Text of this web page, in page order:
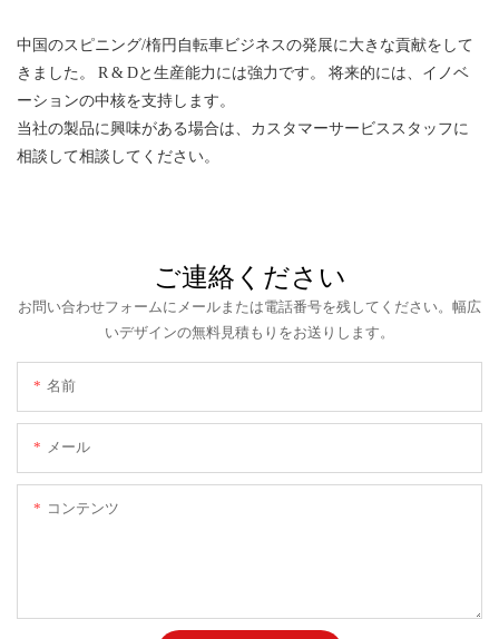
中国のスピニング/楕円自転車ビジネスの発展に大きな貢献をして
きました。 R & Dと生産能力には強力です。 将来的には、イノベ
ーションの中核を支持します。
当社の製品に興味がある場合は、カスタマーサービススタッフに
相談して相談してください。
ご連絡ください
お問い合わせフォームにメールまたは電話番号を残してください。幅広
いデザインの無料見積もりをお送りします。
名前
メール
コンテンツ